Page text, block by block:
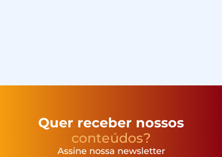
Quer receber nossos
conteúdos?
Assine nossa newsletter